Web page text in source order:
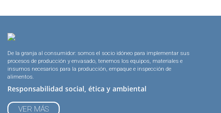
De la granja al consumidor: somos el socio idóneo para implementar sus
procesos de producción y envasado, tenemos los equipos, materiales e
insumos necesarios para la producción, empaque e inspección de
alimentos.
Responsabilidad social, ética y ambiental
VER MÁS